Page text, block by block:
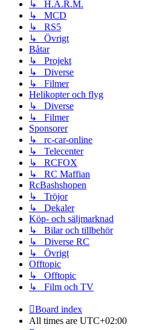
↳ H.A.R.M.
↳ MCD
↳ RS5
↳ Övrigt
Båtar
↳ Projekt
↳ Diverse
↳ Filmer
Helikopter och flyg
↳ Diverse
↳ Filmer
Sponsorer
↳ rc-car-online
↳ Telecenter
↳ RCFOX
↳ RC Maffian
RcBashshopen
↳ Tröjor
↳ Dekaler
Köp- och säljmarknad
↳ Bilar och tillbehör
↳ Diverse RC
↳ Övrigt
Offtopic
↳ Offtopic
↳ Film och TV
Board index
All times are UTC+02:00